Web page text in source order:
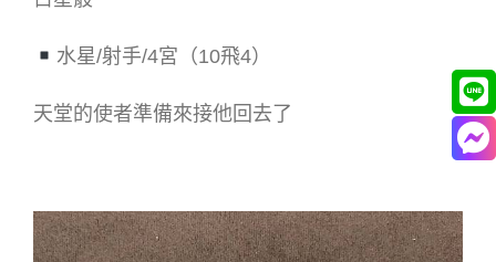
水星/射手/4宮（10飛4）
天堂的使者準備來接他回去了